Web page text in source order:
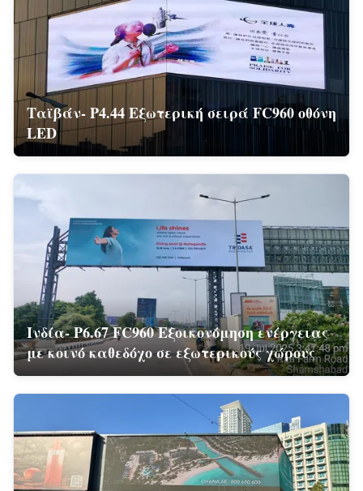
Ταϊβάν- P4.44 Εξωτερική σειρά FC960 οθόνη
LED
Ινδία- P6.67 FC960 Εξοικονόμηση ενέργειας
με κοινό καθεδόχο σε εξωτερικούς χώρους